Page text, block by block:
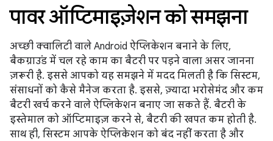
पावर ऑप्टिमाइज़ेशन को समझना
अच्छी क्वालिटी वाले Android ऐप्लिकेशन बनाने के लिए,
बैकग्राउंड में चल रहे काम का बैटरी पर पड़ने वाला असर जानना
ज़रूरी है. इससे आपको यह समझने में मदद मिलती है कि सिस्टम,
संसाधनों को कैसे मैनेज करता है. इससे, ज़्यादा भरोसेमंद और कम
बैटरी खर्च करने वाले ऐप्लिकेशन बनाए जा सकते हैं. बैटरी के
इस्तेमाल को ऑप्टिमाइज़ करने से, बैटरी की खपत कम होती है.
साथ ही, सिस्टम आपके ऐप्लिकेशन को बंद नहीं करता है और